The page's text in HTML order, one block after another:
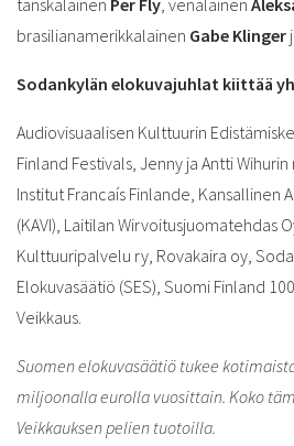
tanskalainen Per Fly, venäläinen
brasilianamerikkalainen Gabe Klinger
Sodankylän elokuvajuhlat kiittää
Audiovisuaalisen Kulttuurin
Finland Festivals, Jenny ja Antti
Institut Francaís Finlande, Kansallinen
(KAVI), Laitilan Wirvoitusjuomatehdas
Kulttuuripalvelu ry, Rovakaira oy,
Elokuvasäätiö (SES), Suomi Finland
Veikkaus.
Suomen elokuvasäätiö tukee
miljoonalla eurolla vuosittain. Koko
Veikkauksen pelien tuotoilla.